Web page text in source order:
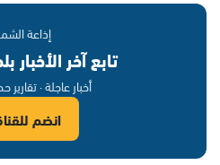
إذاعة
تابع آخر
أخبار عاجلة · تقارير
انضم